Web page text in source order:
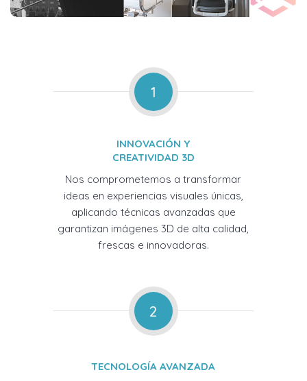
1
INNOVACIÓN Y
CREATIVIDAD 3D
Nos comprometemos a transformar
ideas en experiencias visuales únicas,
aplicando técnicas avanzadas que
garantizan imágenes 3D de alta calidad,
frescas e innovadoras.
2
TECNOLOGÍA AVANZADA